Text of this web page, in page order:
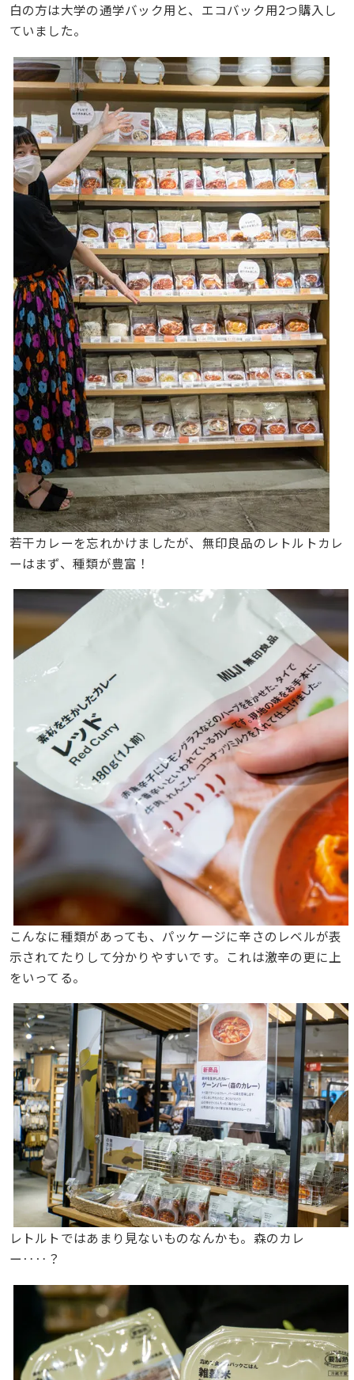
白の方は大学の通学バック用と、エコバック用2つ購入し
ていました。
若干カレーを忘れかけましたが、無印良品のレトルトカレ
ーはまず、種類が豊富！
こんなに種類があっても、パッケージに辛さのレベルが表
示されてたりして分かりやすいです。これは激辛の更に上
をいってる。
レトルトではあまり見ないものなんかも。森のカレ
ー‥‥？